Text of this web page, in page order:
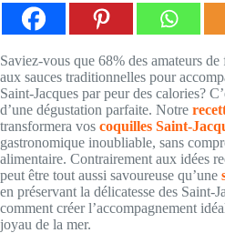
Saviez-vous que 68% des amateurs
aux sauces traditionnelles pour
Saint-Jacques par peur des calories?
d’une dégustation parfaite. Notre
transformera vos coquilles Saint-
gastronomique inoubliable, sans
alimentaire. Contrairement aux idées
peut être tout aussi savoureuse qu’une
en préservant la délicatesse des Saint-
comment créer l’accompagnement
joyau de la mer.